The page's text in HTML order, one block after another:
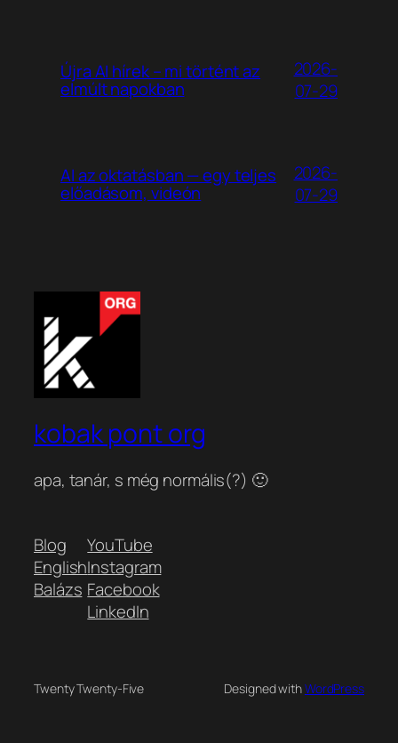
Újra AI hírek – mi történt az
elmúlt napokban
2026-
07-29
AI az oktatásban — egy teljes
előadásom, videón
2026-
07-29
kobak pont org
apa, tanár, s még normális(?) 🙂
Blog
English
Balázs
YouTube
Instagram
Facebook
LinkedIn
Twenty Twenty-Five Designed withWordPress